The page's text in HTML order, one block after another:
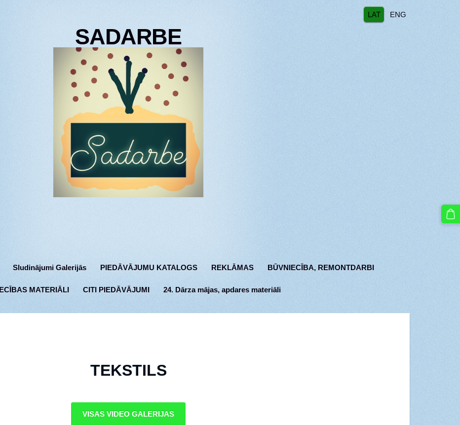
SADARBE
Sludinājumi Galerijās PIEDĀVĀJUMU KATALOGS REKLĀMAS BŪVNIECĪBA, REMONTDARBI
MATERIĀLI CITI PIEDĀVĀJUMI 24. Dārza mājas, apdares materiāli
LAT ENG
TEKSTILS
VISAS VIDEO GALERIJAS